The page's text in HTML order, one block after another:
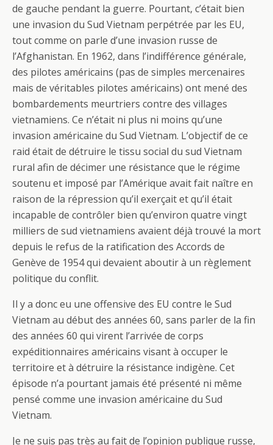
de gauche pendant la guerre. Pourtant, c’était bien
une invasion du Sud Vietnam perpétrée par les EU,
tout comme on parle d’une invasion russe de
l’Afghanistan. En 1962, dans l’indifférence générale,
des pilotes américains (pas de simples mercenaires
mais de véritables pilotes américains) ont mené des
bombardements meurtriers contre des villages
vietnamiens. Ce n’était ni plus ni moins qu’une
invasion américaine du Sud Vietnam. L’objectif de ce
raid était de détruire le tissu social du sud Vietnam
rural afin de décimer une résistance que le régime
soutenu et imposé par l’Amérique avait fait naître en
raison de la répression qu’il exerçait et qu’il était
incapable de contrôler bien qu’environ quatre vingt
milliers de sud vietnamiens avaient déjà trouvé la mort
depuis le refus de la ratification des Accords de
Genève de 1954 qui devaient aboutir à un règlement
politique du conflit.
Il y a donc eu une offensive des EU contre le Sud
Vietnam au début des années 60, sans parler de la fin
des années 60 qui virent l’arrivée de corps
expéditionnaires américains visant à occuper le
territoire et à détruire la résistance indigène. Cet
épisode n’a pourtant jamais été présenté ni même
pensé comme une invasion américaine du Sud
Vietnam.
Je ne suis pas très au fait de l’opinion publique russe,